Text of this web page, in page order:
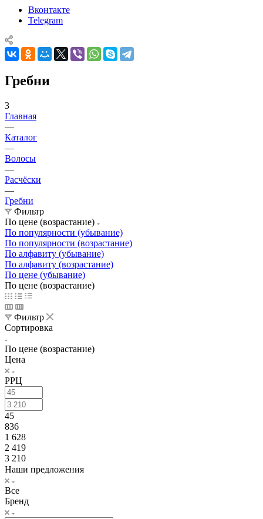
Вконтакте
Telegram
Гребни
3
Главная
—
Каталог
—
Волосы
—
Расчёски
—
Гребни
Фильтр
По цене (возрастание)
По популярности (убывание)
По популярности (возрастание)
По алфавиту (убывание)
По алфавиту (возрастание)
По цене (убывание)
По цене (возрастание)
Фильтр
Сортировка
По цене (возрастание)
Цена
РРЦ
45
836
1 628
2 419
3 210
Наши предложения
Все
Бренд